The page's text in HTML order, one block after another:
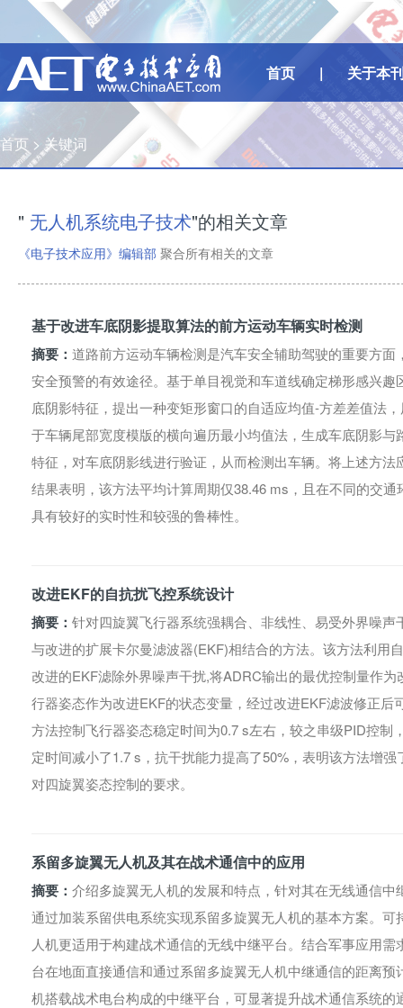
首页 | 关于本
首页 > 关键词
" 无人机系统电子技术"的相关文章
《电子技术应用》编辑部 聚合所有相关的文章
基于改进车底阴影提取算法的前方运动车辆实时检测
摘要： 道路前方运动车辆检测是汽车安全辅助驾驶的重要方
安全预警的有效途径。基于单目视觉和车道线确定梯形感兴
底阴影特征，提出一种变矩形窗口的自适应均值-方差差值法
于车辆尾部宽度模版的横向遍历最小均值法，生成车底阴影
特征，对车底阴影线进行验证，从而检测出车辆。将上述方
结果表明，该方法平均计算周期仅38.46 ms，且在不同的交
具有较好的实时性和较强的鲁棒性。
改进EKF的自抗扰飞控系统设计
摘要： 针对四旋翼飞行器系统强耦合、非线性、易受外界噪
与改进的扩展卡尔曼滤波器(EKF)相结合的方法。该方法利用
改进的EKF滤除外界噪声干扰,将ADRC输出的最优控制量作
行器姿态作为改进EKF的状态变量，经过改进EKF滤波修正
方法控制飞行器姿态稳定时间为0.7 s左右，较之串级PID控制
定时间减小了1.7 s，抗干扰能力提高了50%，表明该方法增
对四旋翼姿态控制的要求。
系留多旋翼无人机及其在战术通信中的应用
摘要： 介绍多旋翼无人机的发展和特点，针对其在无线通信
通过加装系留供电系统实现系留多旋翼无人机的基本方案。
人机更适用于构建战术通信的无线中继平台。结合军事应用
台在地面直接通信和通过系留多旋翼无人机中继通信的距离
机搭载战术电台构成的中继平台，可显著提升战术通信系统